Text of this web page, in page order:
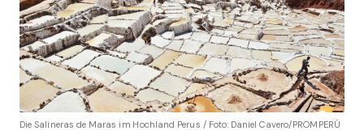
Die Salineras de Maras im Hochland Perus / Foto: Daniel Cavero/PROMPERÚ